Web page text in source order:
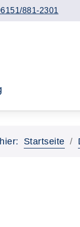
881-2301
Startseite